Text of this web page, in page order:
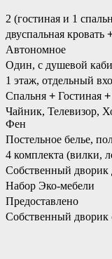
2 (гостиная и 1
двуспальная кровать
Автономное
Один, с душевой
1 этаж, отдельный
Спальня + Гостиная +
Чайник, Телевизор,
Фен
Постельное белье,
4 комплекта (вилки,
Собственный дворик
Набор Эко-мебели
Предоставлено
Собственный дворик